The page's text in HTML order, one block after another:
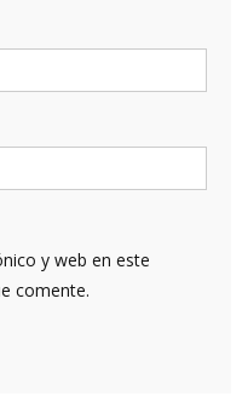
y web en este
comente.